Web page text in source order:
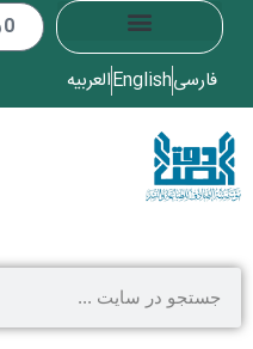
0
فارسیEnglishالعربیه